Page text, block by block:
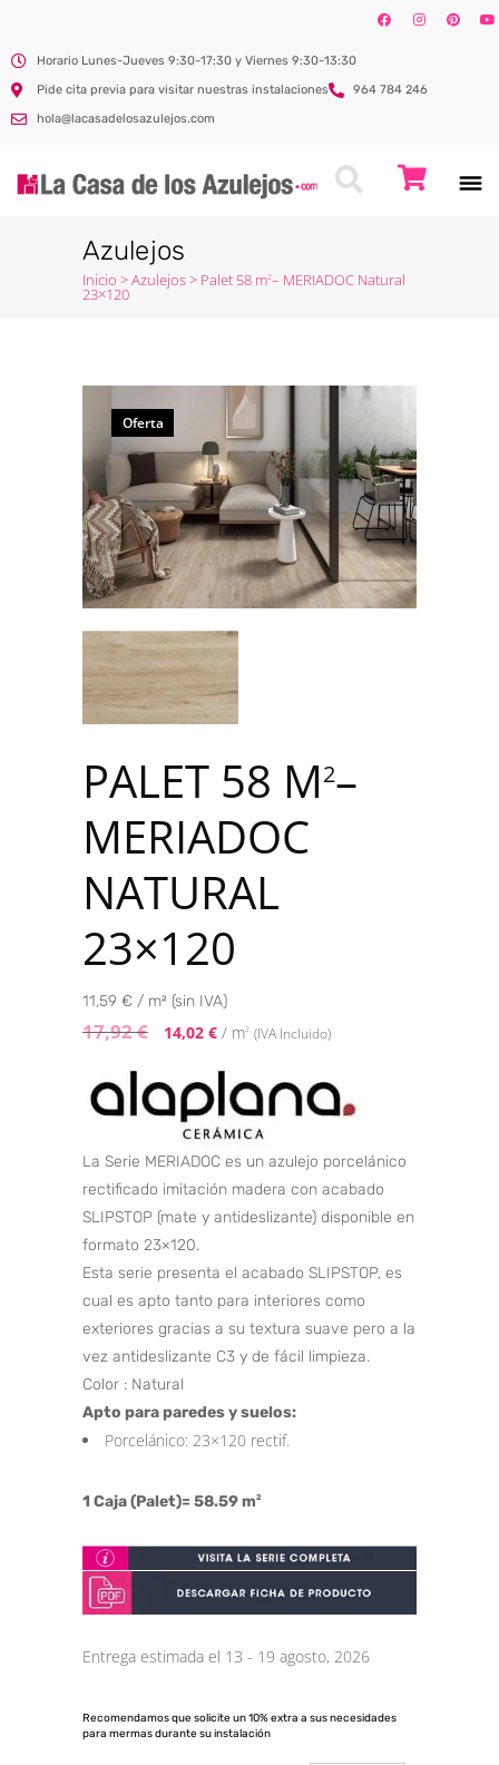
Horario Lunes-Jueves 9:30-17:30 y Viernes 9:30-13:30
Pide cita previa para visitar nuestras instalaciones
964 784 246
hola@lacasadelosazulejos.com
Azulejos
Inicio >Azulejos> Palet 58 m2– MERIADOC Natural
23×120
Oferta
PALET 58 M2–
MERIADOC
NATURAL
23×120
11,59 € / m² (sin IVA)
17,92€ 14,02 € / m2 (IVA Incluido)
La Serie MERIADOC es un azulejo porcelánico
rectificado imitación madera con acabado
SLIPSTOP (mate y antideslizante) disponible en
formato 23×120.
Esta serie presenta el acabado SLIPSTOP, es
cual es apto tanto para interiores como
exteriores gracias a su textura suave pero a la
vez antideslizante C3 y de fácil limpieza.
Color : Natural
Apto para paredes y suelos:
Porcelánico: 23×120 rectif.
1 Caja (Palet)= 58.59 m2
Entrega estimada el 13 - 19 agosto, 2026
Recomendamos que solicite un 10% extra a sus necesidades
para mermas durante su instalación